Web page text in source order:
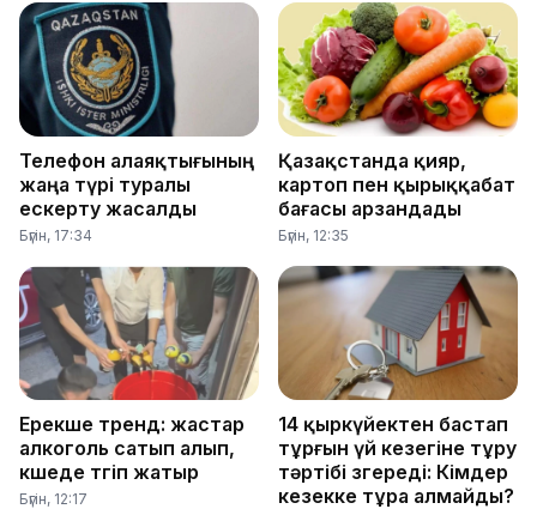
Телефон алаяқтығының
жаңа түрі туралы
ескерту жасалды
Бүгін, 17:34
Қазақстанда қияр,
картоп пен қырыққабат
бағасы арзандады
Бүгін, 12:35
Ерекше тренд: жастар
алкоголь сатып алып,
көшеде төгіп жатыр
Бүгін, 12:17
14 қыркүйектен бастап
тұрғын үй кезегіне тұру
тәртібі өзгереді: Кімдер
кезекке тұра алмайды?